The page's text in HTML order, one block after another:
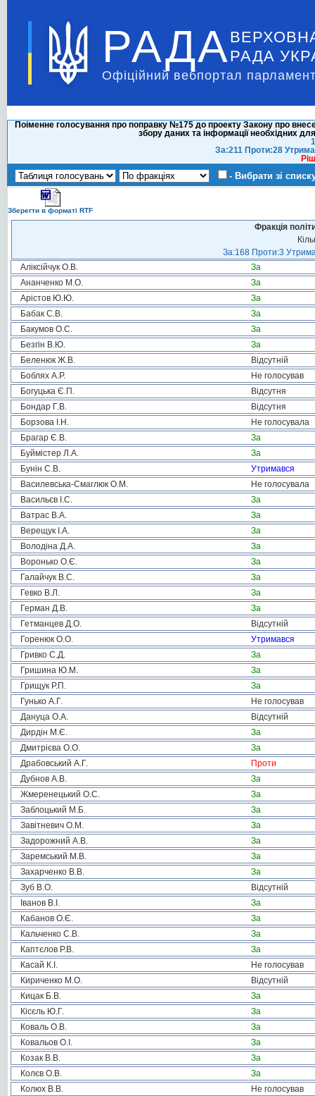
РАДА РАДА
Офіційний вебпортал
Поіменне голосування про поправку №175 до проекту Закону про
збору даних та інформації необхідних
За:211 Проти:28
- Вибрати зі
Зберегти в форматі RTF
Фракція
За:168 Проти:3
Аліксійчук О.В.
За
Ананченко М.О.
За
Арістов Ю.Ю.
За
Бабак С.В.
За
Бакумов О.С.
За
Безгін В.Ю.
За
Беленюк Ж.В.
Відсутній
Боблях А.Р.
Не голосував
Богуцька Є.П.
Відсутня
Бондар Г.В.
Відсутня
Борзова І.Н.
Не голосувала
Брагар Є.В.
За
Буймістер Л.А.
За
Бунін С.В.
Утримався
Василевська-Смаглюк О.М.
Не голосувала
Васильєв І.С.
За
Ватрас В.А.
За
Верещук І.А.
За
Володіна Д.А.
За
Воронько О.Є.
За
Галайчук В.С.
За
Гевко В.Л.
За
Герман Д.В.
За
Гетманцев Д.О.
Відсутній
Горенюк О.О.
Утримався
Гривко С.Д.
За
Гришина Ю.М.
За
Грищук Р.П.
За
Гунько А.Г.
Не голосував
Дануца О.А.
Відсутній
Дирдін М.Є.
За
Дмитрієва О.О.
За
Драбовський А.Г.
Проти
Дубнов А.В.
За
Жмеренецький О.С.
За
Заблоцький М.Б.
За
Завітневич О.М.
За
Задорожний А.В.
За
Заремський М.В.
За
Захарченко В.В.
За
Зуб В.О.
Відсутній
Іванов В.І.
За
Кабанов О.Є.
За
Кальченко С.В.
За
Каптєлов Р.В.
За
Касай К.І.
Не голосував
Кириченко М.О.
Відсутній
Кицак Б.В.
За
Кісєль Ю.Г.
За
Коваль О.В.
За
Ковальов О.І.
За
Козак В.В.
За
Колєв О.В.
За
Колюх В.В.
Не голосував